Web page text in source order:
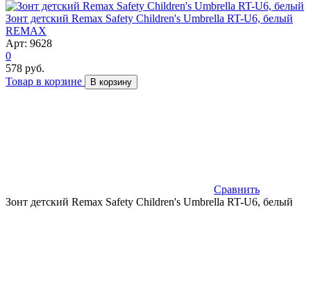
Зонт детский Remax Safety Children's Umbrella RT-U6, белый
REMAX
Арт: 9628
0
578 руб.
Товар в корзине
В корзину
Сравнить
Зонт детский Remax Safety Children's Umbrella RT-U6, белый